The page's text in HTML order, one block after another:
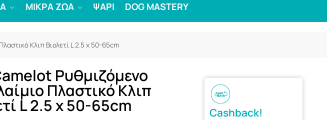
ΜΙΚΡΑ ΖΩΑ ΨΑΡΙ DOG MASTERY
Κλιπ Βιολετί L 2.5 x 50-65cm
Ρυθμιζόμενο
Πλαστικό Κλιπ
L 2.5 x 50-65cm Cashback!